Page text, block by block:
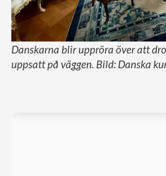
Danskarna blir uppröra över att
uppsatt på väggen. Bild: Danska